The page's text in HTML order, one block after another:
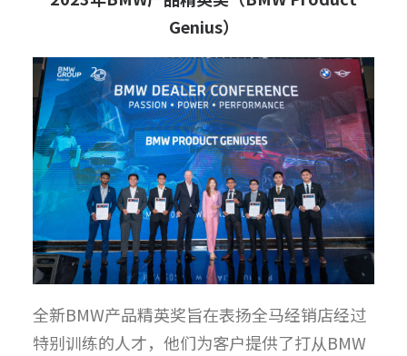
Genius）
全新BMW产品精英奖旨在表扬全马经销店经过
特别训练的人才，他们为客户提供了打从BMW